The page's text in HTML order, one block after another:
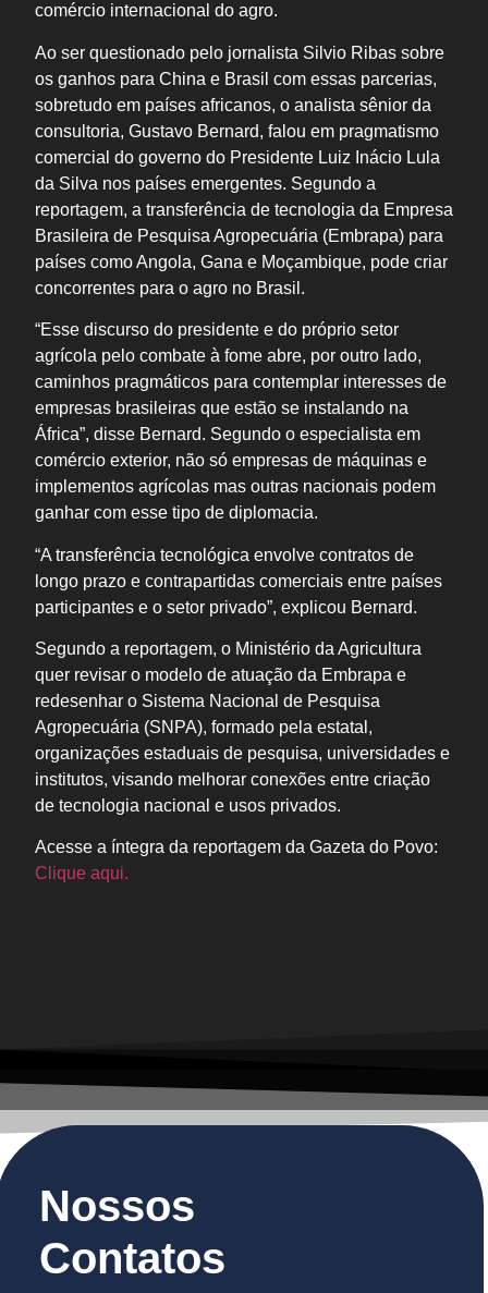
comércio internacional do agro.
Ao ser questionado pelo jornalista Silvio Ribas sobre
os ganhos para China e Brasil com essas parcerias,
sobretudo em países africanos, o analista sênior da
consultoria, Gustavo Bernard, falou em pragmatismo
comercial do governo do Presidente Luiz Inácio Lula
da Silva nos países emergentes. Segundo a
reportagem, a transferência de tecnologia da Empresa
Brasileira de Pesquisa Agropecuária (Embrapa) para
países como Angola, Gana e Moçambique, pode criar
concorrentes para o agro no Brasil.
“Esse discurso do presidente e do próprio setor
agrícola pelo combate à fome abre, por outro lado,
caminhos pragmáticos para contemplar interesses de
empresas brasileiras que estão se instalando na
África”, disse Bernard. Segundo o especialista em
comércio exterior, não só empresas de máquinas e
implementos agrícolas mas outras nacionais podem
ganhar com esse tipo de diplomacia.
“A transferência tecnológica envolve contratos de
longo prazo e contrapartidas comerciais entre países
participantes e o setor privado”, explicou Bernard.
Segundo a reportagem, o Ministério da Agricultura
quer revisar o modelo de atuação da Embrapa e
redesenhar o Sistema Nacional de Pesquisa
Agropecuária (SNPA), formado pela estatal,
organizações estaduais de pesquisa, universidades e
institutos, visando melhorar conexões entre criação
de tecnologia nacional e usos privados.
Acesse a íntegra da reportagem da Gazeta do Povo:
Clique aqui.
Nossos
Contatos